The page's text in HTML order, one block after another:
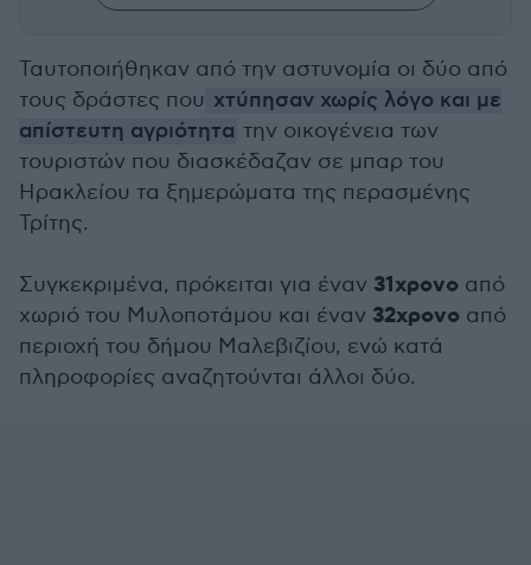
Ταυτοποιήθηκαν από την αστυνομία οι δύο από
τους δράστες που χτύπησαν χωρίς λόγο και με
απίστευτη αγριότητα την οικογένεια των
τουριστών που διασκέδαζαν σε μπαρ του
Ηρακλείου τα ξημερώματα της περασμένης
Τρίτης.
Συγκεκριμένα, πρόκειται για έναν 31χρονο από
χωριό του Μυλοποτάμου και έναν 32χρονο από
περιοχή του δήμου Μαλεβιζίου, ενώ κατά
πληροφορίες αναζητούνται άλλοι δύο.